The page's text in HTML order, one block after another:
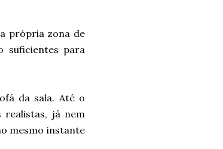
própria zona de
suficientes para
da sala. Até o
realistas, já nem
mesmo instante